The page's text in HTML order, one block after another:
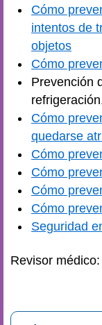
Cómo
intentos de
objetos
Cómo
Prevención
Cómo
quedarse
Cómo
Cómo
Cómo
Cómo
Seguridad
Revisor